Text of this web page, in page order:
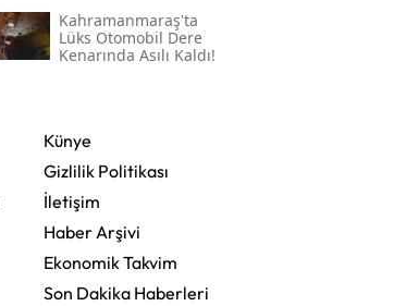
Kahramanmaraş'ta
Lüks Otomobil Dere
Kenarında Asılı Kaldı!
Künye
Gizlilik Politikası
İletişim
Haber Arşivi
Ekonomik Takvim
Son Dakika Haberleri